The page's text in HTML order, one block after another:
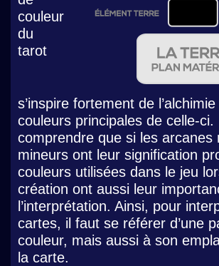
couleur
du
tarot
s’inspire fortement de
couleurs principales de celle-
comprendre que si les arcanes
mineurs ont leur signification
couleurs utilisées dans le jeu
création ont aussi leur
l’interprétation. Ainsi, pour
cartes, il faut se référer d’une
couleur, mais aussi à son
la carte.